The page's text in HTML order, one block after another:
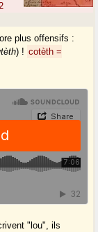
plus offensifs :
) ! cotèth =
"lou", ils